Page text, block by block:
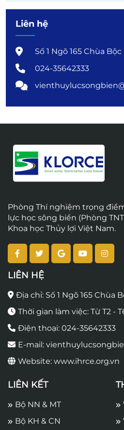
Liên hệ
Số 1 Ngõ 165 Chùa
024-35642333
Phòng Thí nghiệm trọng
lực học sông biển (Phòng
Khoa học Thủy lợi Việt Nam.
LIÊN HỆ
Địa chỉ: Số 1 Ngõ 165 Chùa
Thời gian làm việc: Từ T2 -
Điện thoại: 024-35642333
E-mail:
Website: www.ihrce.org.vn
LIÊN KẾT
Bộ NN & MT
Bộ KH & CN